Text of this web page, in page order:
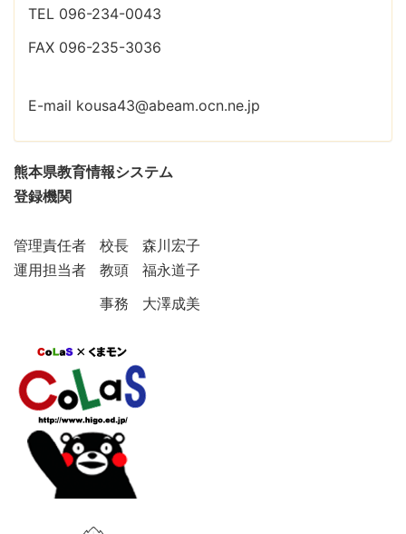
TEL 096-234-0043
FAX 096-235-3036
E-mail kousa43@abeam.ocn.ne.jp
熊本県教育情報システム
登録機関
管理責任者 校長 森川宏子
運用担当者 教頭 福永道子
事務 大澤成美